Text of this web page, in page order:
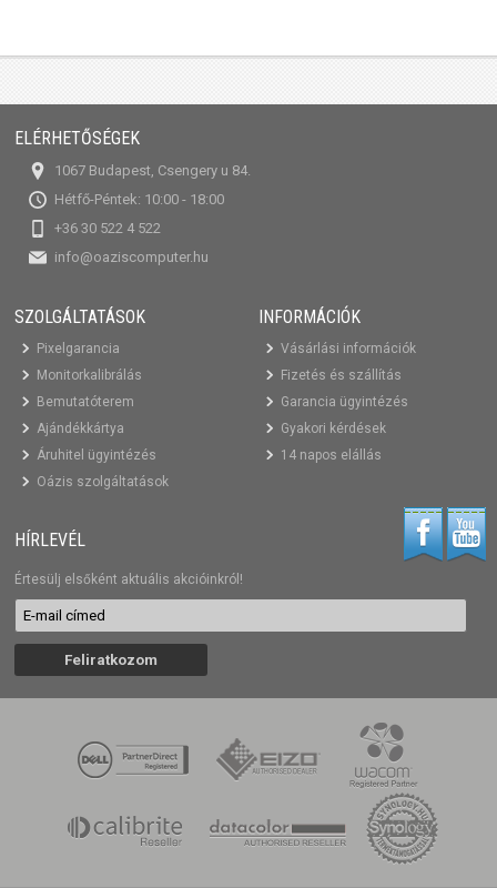
ELÉRHETŐSÉGEK
1067 Budapest, Csengery u 84.
Hétfő-Péntek: 10:00 - 18:00
+36 30 522 4 522
info@oaziscomputer.hu
SZOLGÁLTATÁSOK
Pixelgarancia
Monitorkalibrálás
Bemutatóterem
Ajándékkártya
Áruhitel ügyintézés
Oázis szolgáltatások
INFORMÁCIÓK
Vásárlási információk
Fizetés és szállítás
Garancia ügyintézés
Gyakori kérdések
14 napos elállás
HÍRLEVÉL
Értesülj elsőként aktuális akcióinkról!